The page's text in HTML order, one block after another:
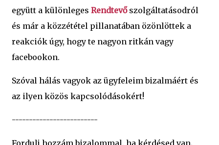
együtt a különleges Rendtevő szolgáltatásodról
és már a közzététel pillanatában özönlöttek a
reakciók úgy, hogy te nagyon ritkán vagy
facebookon.
Szóval hálás vagyok az ügyfeleim bizalmáért és
az ilyen közös kapcsolódásokért!
-------------------------
Fordulj hozzám bizalommal, ha kérdésed van.